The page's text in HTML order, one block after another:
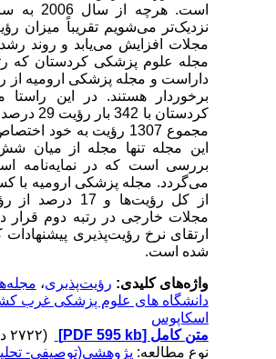
است. هرچه از
نزدیک‌تر می‌شویم تقریباً میزان
مجلات افزایش می‌یابد و روند رشد
مجله علوم پزشکی کردستان که
داراست و مجله پزشکی ارومیه از
برخوردار هستند. در این راستا
کردستان با 342 بار
مجموع 1307 رؤیت به خود
این مجله تنها مجله از میان
بررسی است که در نمایه‌نامه
از کل رؤیت‌ها و 17
مجلات خارجی در رتبه دوم قرار
ارتقای نرخ رؤیت‌پذیری پیشنهادات
شده است.
واژه‌های کلیدی:رؤیت‌پذیری،
دانشگاه های علوم پزشکی غرب
اسکاپوس
متن کامل[PDF 595 kb]
نوع مطالعه:پژوهشي(توصیفی-